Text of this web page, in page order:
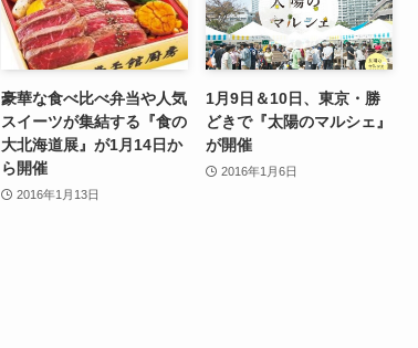
豪華な食べ比べ弁当や人気
スイーツが集結する『食の
大北海道展』が1月14日か
ら開催
2016年1月13日
1月9日＆10日、東京・勝
どきで『太陽のマルシェ』
が開催
2016年1月6日